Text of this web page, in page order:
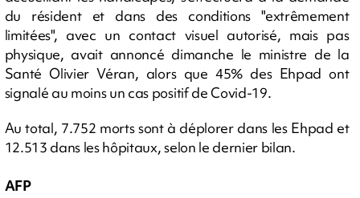
du résident et dans des conditions "extrêmement
limitées", avec un contact visuel autorisé, mais pas
physique, avait annoncé dimanche le ministre de la
Santé Olivier Véran, alors que 45% des Ehpad ont
signalé au moins un cas positif de Covid-19.
Au total, 7.752 morts sont à déplorer dans les Ehpad et
12.513 dans les hôpitaux, selon le dernier bilan.
AFP